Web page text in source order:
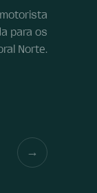
para os
Norte.
→